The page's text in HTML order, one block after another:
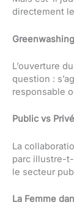
directement
L’ouverture
question :
responsable
Public vs Privé
La
parc illustre-
le secteur
La Femme